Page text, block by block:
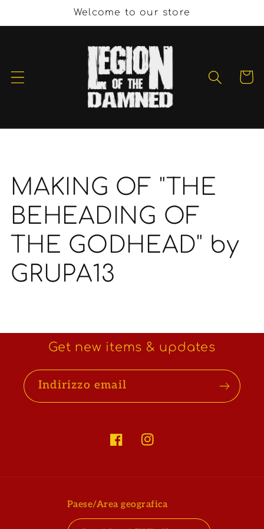
direttamente
ai contenuti
Welcome to our store
MAKING OF "THE
BEHEADING OF
THE GODHEAD" by
GRUPA13
Get new items & updates
Indirizzo email
FacebookInstagram
Paese/Area geografica